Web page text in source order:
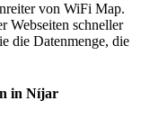
von WiFi Map.
Webseiten schneller
die Datenmenge, die
in Níjar